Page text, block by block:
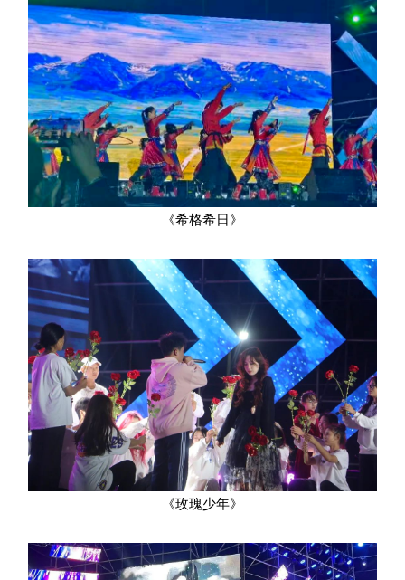
《希格希日》
《玫瑰少年》